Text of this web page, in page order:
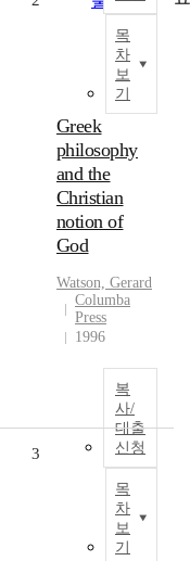
목
차
보
기
Greek
philosophy
and the
Christian
notion of
God
Watson, Gerard
Columba
Press
1996
복
사/
대출
신청
목
차
보
기
3